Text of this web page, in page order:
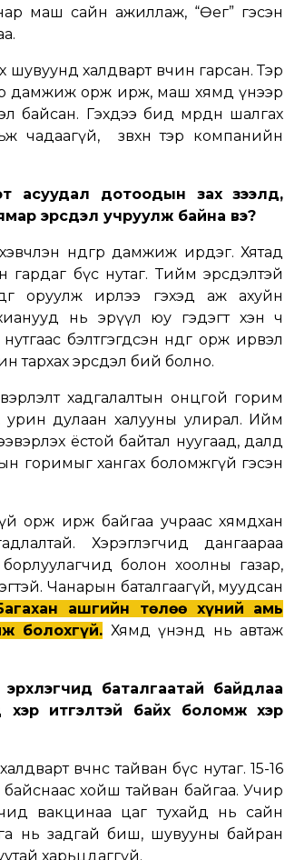
маш сайн ажиллаж, “Өег” гэсэн
халдварт өвчин гарсан. Тэр
дамжиж орж ирж, маш хямд үнээр
байсан. Гэхдээ бид мөрдөн шалгах
чадаагүй, зөвхөн тэр компанийн
асуудал дотоодын зах зээлд,
эрсдэл учруулж байна вэ?
өндгөөр дамжиж ирдэг. Хятад
гардаг бүс нутаг. Тийм эрсдэлтэй
оруулж ирлээ гэхэд аж ахуйн
нь эрүүл юу гэдэгт хэн ч
бэлтгэгдсэн өндөг орж ирвэл
тархах эрсдэл бий болно.
хадгалалтын онцгой горим
урин дулаан халууны улирал. Ийм
ёстой байтал нуугаад, далд
горимыг хангах боломжгүй гэсэн
орж ирж байгаа учраас хямдхан
Хэрэглэгчид дангаараа
болон хоолны газар,
Чанарын баталгаагүй, муудсан
ашгийн төлөө хүний амь
болохгүй. Хямд үнэнд нь автаж
баталгаатай байдлаа
хэр итгэлтэй байх боломж хэр
өвчнөөс тайван бүс нутаг. 15-16
хойш тайван байгаа. Учир
вакцинаа цаг тухайд нь сайн
нь задгай биш, шувууны байран
харьцдаггүй.